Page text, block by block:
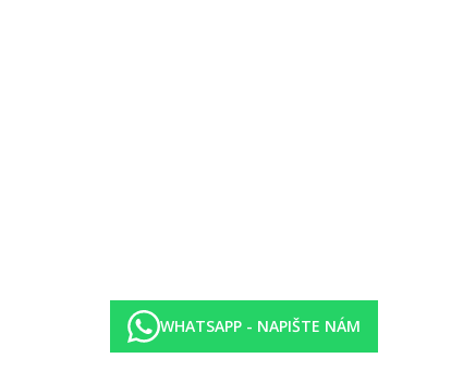
pohyb v hotelu, vstup do bazénu speciálně upraven.
na kategorii hotelu. Taxa není zahrnuta v ceně zájezdu
WHATSAPP - NAPIŠTE NÁM